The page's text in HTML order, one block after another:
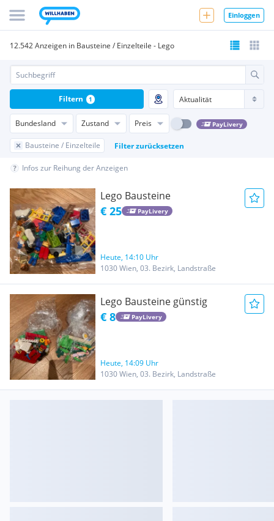
Einloggen
12.542 Anzeigen in Bausteine / Einzelteile - Lego
Bundesland Zustand Preis PayLivery
Bausteine / Einzelteile Filter zurücksetzen
Filtern 1
Infos zur Reihung der Anzeigen
Lego Bausteine
€ 25 PayLivery
Heute, 14:10 Uhr
1030 Wien, 03. Bezirk, Landstraße
Lego Bausteine günstig
€ 8 PayLivery
Heute, 14:09 Uhr
1030 Wien, 03. Bezirk, Landstraße